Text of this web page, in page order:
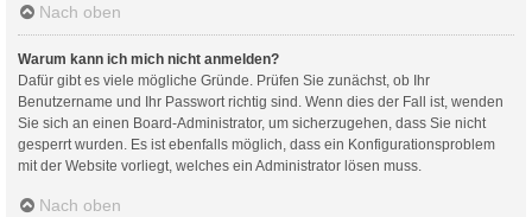
Nach oben
Warum kann ich mich nicht anmelden?
Dafür gibt es viele mögliche Gründe. Prüfen Sie zunächst, ob Ihr
Benutzername und Ihr Passwort richtig sind. Wenn dies der Fall ist, wenden
Sie sich an einen Board-Administrator, um sicherzugehen, dass Sie nicht
gesperrt wurden. Es ist ebenfalls möglich, dass ein Konfigurationsproblem
mit der Website vorliegt, welches ein Administrator lösen muss.
Nach oben